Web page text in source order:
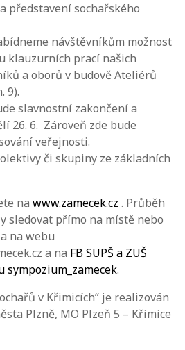
představení sochařského
návštěvníkům možnost
klauzurních prací našich
a oborů v budově Ateliérů
9).
slavnostní zakončení a
26. 6. Zároveň zde bude
veřejnosti.
či skupiny ze základních
na www.zamecek.cz . Průběh
sledovat přímo na místě nebo
na webu
a na FB SUPŠ a ZUŠ
sympozium_zamecek.
v Křimicích“ je realizován
Plzně, MO Plzeň 5 – Křimice